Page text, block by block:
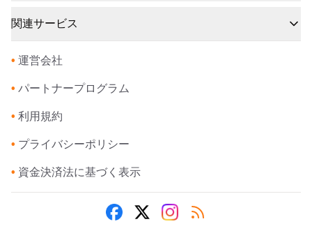
関連サービス
• 運営会社
• パートナープログラム
• 利用規約
• プライバシーポリシー
• 資金決済法に基づく表示